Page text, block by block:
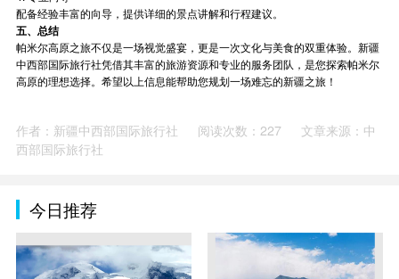
配备经验丰富的向导，提供详细的景点讲解和行程建议。
五、总结
帕米尔高原之旅不仅是一场视觉盛宴，更是一次文化与美食的双重体验。新疆
中西部国际旅行社凭借其丰富的旅游资源和专业的服务团队，是您探索帕米尔
高原的理想选择。希望以上信息能帮助您规划一场难忘的新疆之旅！
作者：新疆中西部国际旅行社 阅读次数：227
文章来源：中
西部国际旅行社
今日推荐